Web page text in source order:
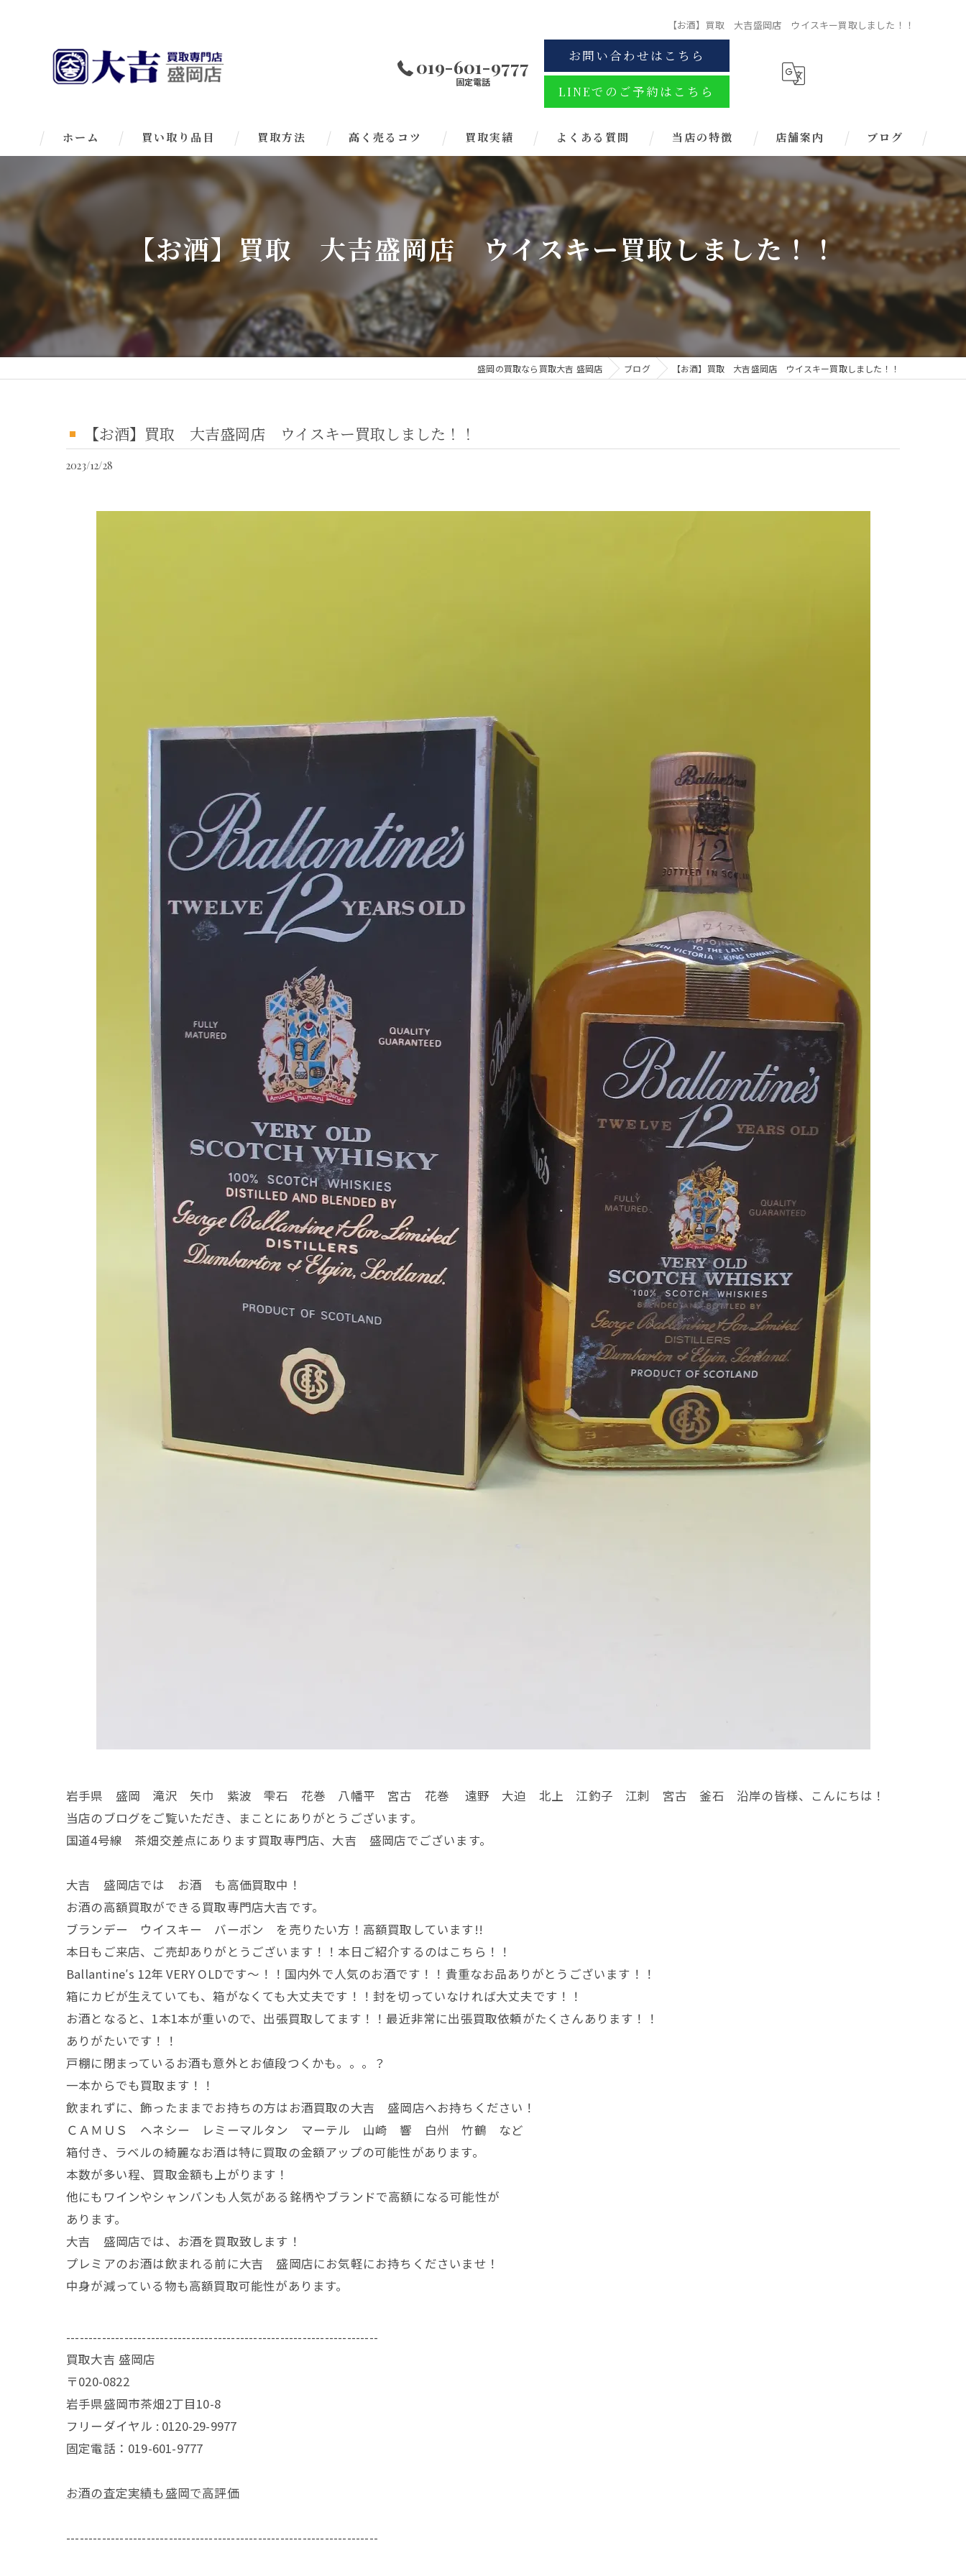
【お酒】買取 大吉盛岡店 ウイスキー買取しました！！
019-601-9777
固定電話
お問い合わせはこちら
LINEでのご予約はこちら
ホーム 買い取り品目 買取方法 高く売るコツ 買取実績 よくある質問 当店の特徴
ブランド
お酒
金券
時計
店舗案内 ブログ
【お酒】買取 大吉盛岡店 ウイスキー買取しました！！
盛岡の買取なら買取大吉 盛岡店 ブログ 【お酒】買取 大吉盛岡店 ウイスキー買取しました！！
【お酒】買取 大吉盛岡店 ウイスキー買取しました！！
2023/12/28
岩手県 盛岡 滝沢 矢巾 紫波 雫石 花巻 八幡平 宮古 花巻 遠野 大迫 北上 江釣子 江刺 宮古 釜石 沿岸の皆様、こんにちは！
当店のブログをご覧いただき、まことにありがとうございます。
国道4号線 茶畑交差点にあります買取専門店、大吉 盛岡店でございます。
大吉 盛岡店では お酒 も高価買取中！
お酒の高額買取ができる買取専門店大吉です。
ブランデー ウイスキー バーボン を売りたい方！高額買取しています!!
本日もご来店、ご売却ありがとうございます！！本日ご紹介するのはこちら！！
Ballantine′s 12年 VERY OLDです～！！国内外で人気のお酒です！！貴重なお品ありがとうございます！！
箱にカビが生えていても、箱がなくても大丈夫です！！封を切っていなければ大丈夫です！！
お酒となると、1本1本が重いので、出張買取してます！！最近非常に出張買取依頼がたくさんあります！！
ありがたいです！！
戸棚に閉まっているお酒も意外とお値段つくかも。。。？
一本からでも買取ます！！
飲まれずに、飾ったままでお持ちの方はお酒買取の大吉 盛岡店へお持ちください！
ＣＡＭＵＳ ヘネシー レミーマルタン マーテル 山崎 響 白州 竹鶴 など
箱付き、ラベルの綺麗なお酒は特に買取の金額アップの可能性があります。
本数が多い程、買取金額も上がります！
他にもワインやシャンパンも人気がある銘柄やブランドで高額になる可能性が
あります。
大吉 盛岡店では、お酒を買取致します！
プレミアのお酒は飲まれる前に大吉 盛岡店にお気軽にお持ちくださいませ！
中身が減っている物も高額買取可能性があります。
----------------------------------------------------------------------
買取大吉 盛岡店
〒020-0822
岩手県盛岡市茶畑2丁目10-8
フリーダイヤル : 0120-29-9977
固定電話：019-601-9777
お酒の査定実績も盛岡で高評価
----------------------------------------------------------------------